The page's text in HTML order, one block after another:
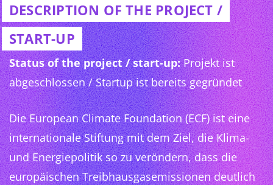
DESCRIPTION OF THE PROJECT /
START-UP
Status of the project / start-up:Projekt ist
abgeschlossen / Startup ist bereits gegründet
Die European Climate Foundation (ECF) ist eine
internationale Stiftung mit dem Ziel, die Klima-
und Energiepolitik so zu veröndern, dass die
europäischen Treibhausgasemissionen deutlich